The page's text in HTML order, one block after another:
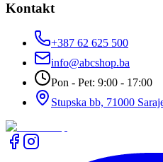
Kontakt
+387 62 625 500
info@abcshop.ba
Pon - Pet: 9:00 - 17:00
Stupska bb, 71000